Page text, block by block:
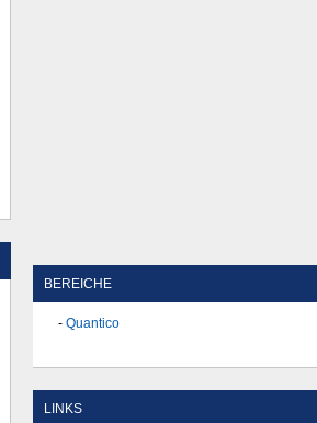
BEREICHE
Quantico
LINKS